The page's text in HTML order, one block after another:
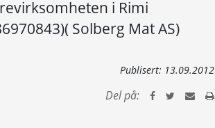
i Rimi
Solberg Mat AS)
Publisert: 13.09.2012
Del på: